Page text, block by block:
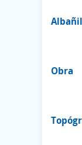
Albañil
Obra